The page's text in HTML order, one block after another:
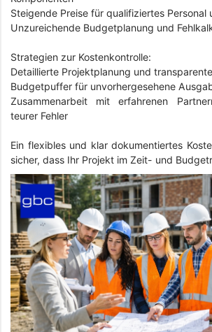
Steigende Preise für qualifiziertes Personal
Unzureichende Budgetplanung und
Strategien zur Kostenkontrolle:
Detaillierte Projektplanung und
Budgetpuffer für unvorhergesehene
Zusammenarbeit mit erfahrenen
teurer Fehler
Ein flexibles und klar dokumentiertes
sicher, dass Ihr Projekt im Zeit- und